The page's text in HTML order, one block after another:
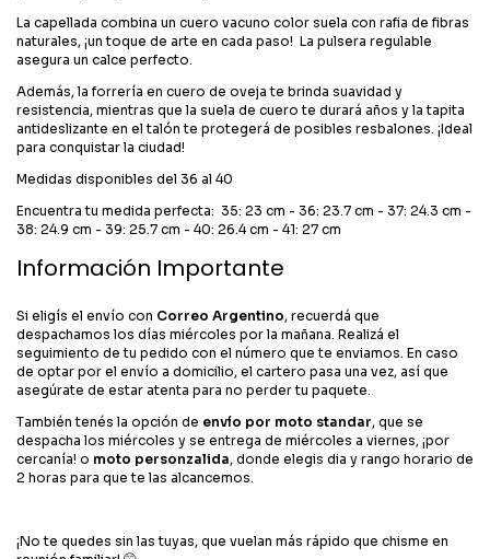
La capellada combina un cuero vacuno color suela con rafia de fibras
naturales, ¡un toque de arte en cada paso! La pulsera regulable
asegura un calce perfecto.
Además, la forrería en cuero de oveja te brinda suavidad y
resistencia, mientras que la suela de cuero te durará años y la tapita
antideslizante en el talón te protegerá de posibles resbalones. ¡Ideal
para conquistar la ciudad!
Medidas disponibles del 36 al 40
Encuentra tu medida perfecta: 35: 23 cm - 36: 23.7 cm - 37: 24.3 cm -
38: 24.9 cm - 39: 25.7 cm - 40: 26.4 cm - 41: 27 cm
Información Importante
Si eligís el envío con Correo Argentino, recuerdá que
despachamos los días miércoles por la mañana. Realizá el
seguimiento de tu pedido con el número que te enviamos. En caso
de optar por el envío a domicilio, el cartero pasa una vez, así que
asegúrate de estar atenta para no perder tu paquete.
También tenés la opción de envío por moto standar, que se
despacha los miércoles y se entrega de miércoles a viernes, ¡por
cercanía! o moto personzalida, donde elegis dia y rango horario de
2 horas para que te las alcancemos.
¡No te quedes sin las tuyas, que vuelan más rápido que chisme en